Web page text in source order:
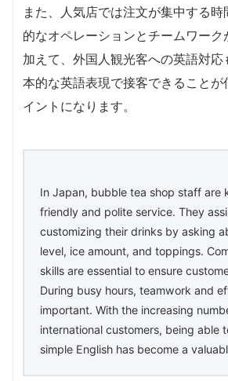
また、人気店では注文が集中する
的なオペレーションとチームワーク
加えて、外国人観光客への英語対応
本的な英語表現で接客できることが
イントになります。
In Japan, bubble tea shop staff are
friendly and polite service. They
customizing their drinks by asking
level, ice amount, and toppings.
skills are essential to ensure
During busy hours, teamwork and
important. With the increasing
international customers, being able
simple English has become a